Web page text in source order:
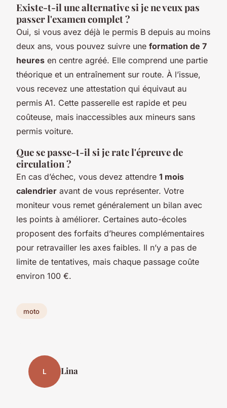
Existe-t-il une alternative si je ne veux pas
passer l'examen complet ?
Oui, si vous avez déjà le permis B depuis au moins
deux ans, vous pouvez suivre une formation de 7
heures en centre agréé. Elle comprend une partie
théorique et un entraînement sur route. À l’issue,
vous recevez une attestation qui équivaut au
permis A1. Cette passerelle est rapide et peu
coûteuse, mais inaccessibles aux mineurs sans
permis voiture.
Que se passe-t-il si je rate l'épreuve de
circulation ?
En cas d’échec, vous devez attendre 1 mois
calendrier avant de vous représenter. Votre
moniteur vous remet généralement un bilan avec
les points à améliorer. Certaines auto-écoles
proposent des forfaits d’heures complémentaires
pour retravailler les axes faibles. Il n’y a pas de
limite de tentatives, mais chaque passage coûte
environ 100 €.
moto
L Lina